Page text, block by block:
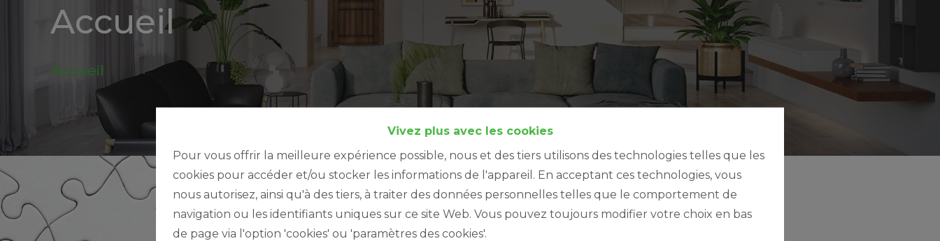
Vivez plus avec les cookies
Pour vous offrir la meilleure expérience possible, nous et des tiers utilisons des technologies telles que les
cookies pour accéder et/ou stocker les informations de l'appareil. En acceptant ces technologies, vous
nous autorisez, ainsi qu'à des tiers, à traiter des données personnelles telles que le comportement de
navigation ou les identifiants uniques sur ce site Web. Vous pouvez toujours modifier votre choix en bas
de page via l'option 'cookies' ou 'paramètres des cookies'.
nouveautes
Accueil
Accueil